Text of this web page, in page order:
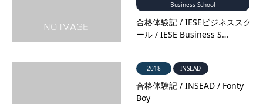
Business School
合格体験記 / IESEビジネススク
ール / IESE Business S…
2018 INSEAD
合格体験記 / INSEAD / Fonty
Boy